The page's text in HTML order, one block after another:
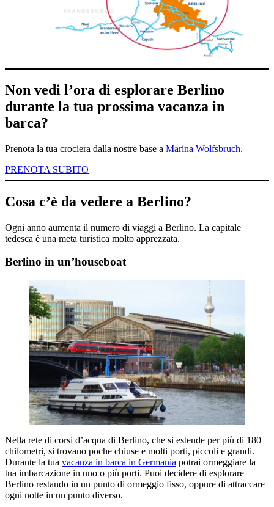
Non vedi l’ora di esplorare Berlino
durante la tua prossima vacanza in
barca?
Prenota la tua crociera dalla nostre base a Marina Wolfsbruch.
PRENOTA SUBITO
Cosa c’è da vedere a Berlino?
Ogni anno aumenta il numero di viaggi a Berlino. La capitale
tedesca è una meta turistica molto apprezzata.
Berlino in un’houseboat
Nella rete di corsi d’acqua di Berlino, che si estende per più di 180
chilometri, si trovano poche chiuse e molti porti, piccoli e grandi.
Durante la tua vacanza in barca in Germania potrai ormeggiare la
tua imbarcazione in uno o più porti. Puoi decidere di esplorare
Berlino restando in un punto di ormeggio fisso, oppure di attraccare
ogni notte in un punto diverso.